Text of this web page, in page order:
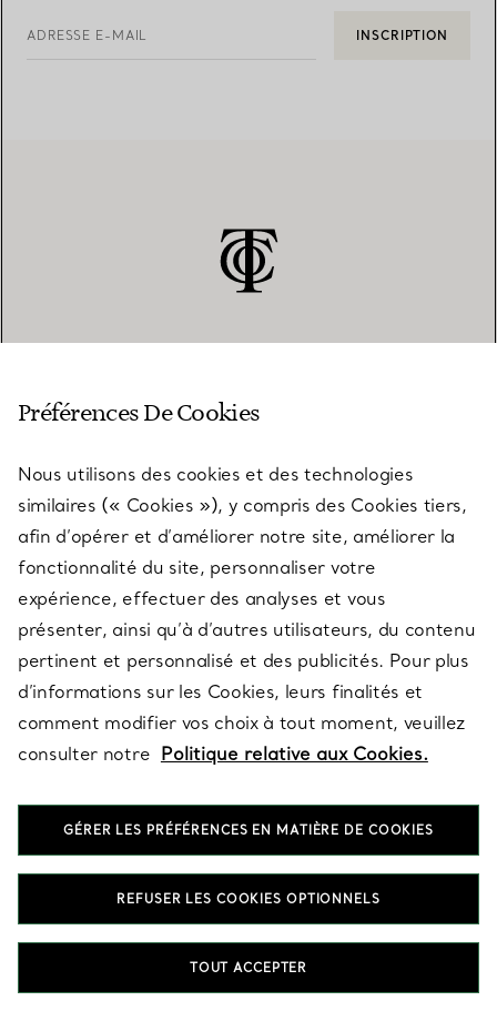
ADRESSE E-MAIL INSCRIPTION
SERVICES
À PROPOS
QUESTIONS LÉGALES
SUIVEZ-NOUS
T&Co. 2026
Préférences De Cookies
Nous utilisons des cookies et des technologies
similaires (« Cookies »), y compris des Cookies tiers,
afin d’opérer et d’améliorer notre site, améliorer la
fonctionnalité du site, personnaliser votre
expérience, effectuer des analyses et vous
présenter, ainsi qu’à d’autres utilisateurs, du contenu
pertinent et personnalisé et des publicités. Pour plus
d’informations sur les Cookies, leurs finalités et
comment modifier vos choix à tout moment, veuillez
consulter notre Politique relative aux Cookies.
GÉRER LES PRÉFÉRENCES EN MATIÈRE DE COOKIES
REFUSER LES COOKIES OPTIONNELS
TOUT ACCEPTER